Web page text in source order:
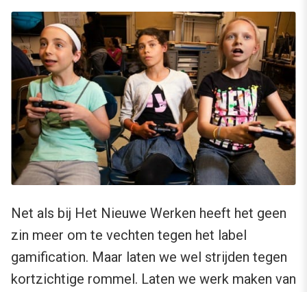
Net als bij Het Nieuwe Werken heeft het geen
zin meer om te vechten tegen het label
gamification. Maar laten we wel strijden tegen
kortzichtige rommel. Laten we werk maken van